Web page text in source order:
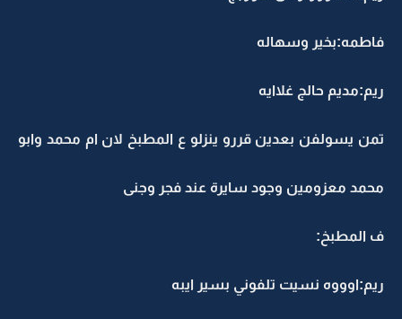
فاطمه:بخير وسهاله
ريم:مديم حالج غلاايه
تمن يسولفن بعدين قررو ينزلو ع المطبخ لان ام محمد وابو
محمد معزومين وجود سايرة عند فجر وجنى
ف المطبخ:
ريم:اوووه نسيت تلفوني بسير ايبه